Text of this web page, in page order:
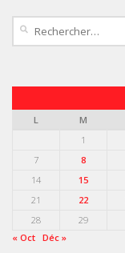
L
M
1
7
8
14
15
21
22
28
29
« Oct Déc »